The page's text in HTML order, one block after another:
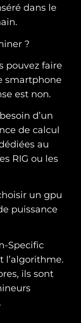
dans le
?
pouvez faire
smartphone
est non.
d’un
de calcul
au
RIG ou les
un gpu
puissance
Specific
l’algorithme.
ils sont